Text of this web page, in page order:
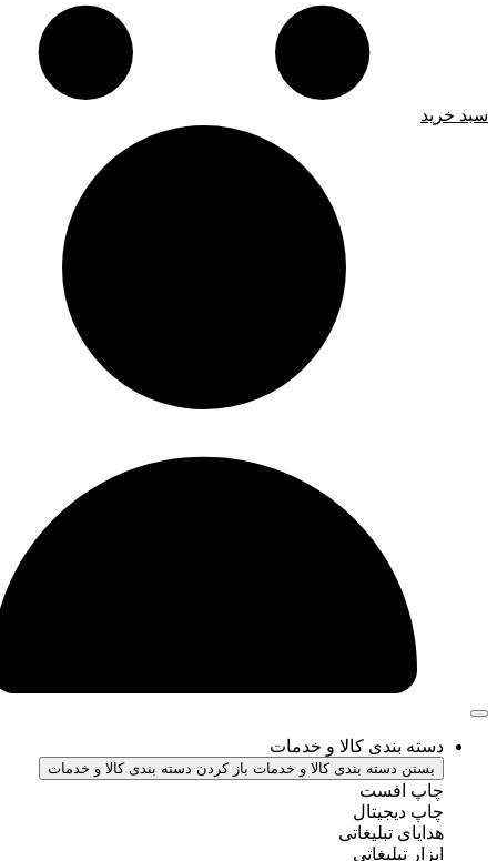
کالا و خدمات
بندی کالا و خدمات باز کردن دسته بندی کالا و خدمات